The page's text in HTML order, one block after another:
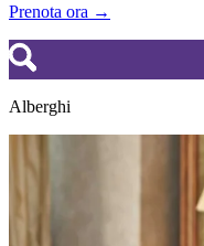
Prenota ora →
Alberghi